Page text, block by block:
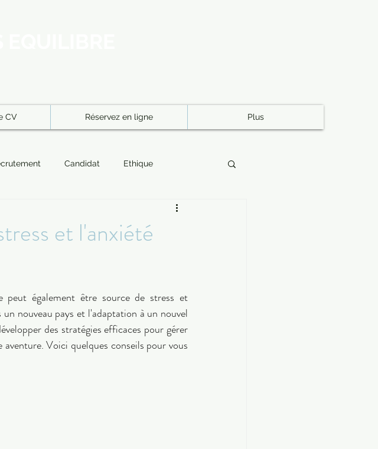
CV Réservez en ligne Plus
Candidat Ethique
résidence permanente québec
et l'anxiété
peut également être source de stress et
nouveau pays et l'adaptation à un nouvel
des stratégies efficaces pour gérer
Voici quelques conseils pour vous